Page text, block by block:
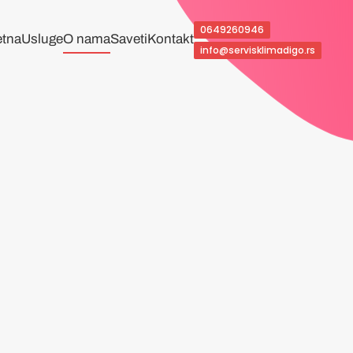
UslugeO namaSavetiKontakt
0649260946
info@servisklimadigo.rs